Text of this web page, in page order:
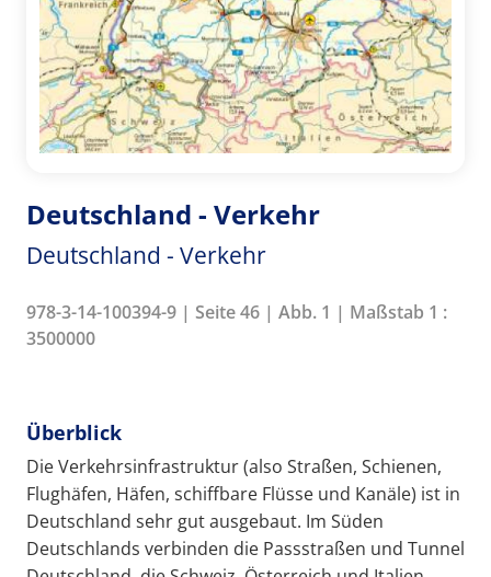
Deutschland - Verkehr
Deutschland - Verkehr
978-3-14-100394-9 | Seite 46 | Abb. 1 | Maßstab 1 :
3500000
Überblick
Die Verkehrsinfrastruktur (also Straßen, Schienen,
Flughäfen, Häfen, schiffbare Flüsse und Kanäle) ist in
Deutschland sehr gut ausgebaut. Im Süden
Deutschlands verbinden die Passstraßen und Tunnel